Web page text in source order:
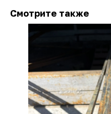
Смотрите также